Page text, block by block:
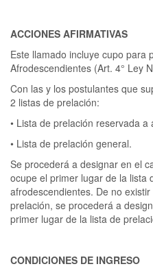
ACCIONES AFIRMATIVAS
Este llamado incluye cupo para
Afrodescendientes (Art. 4° Ley
Con las y los postulantes que
2 listas de prelación:
• Lista de prelación reservada a
• Lista de prelación general.
Se procederá a designar en el
ocupe el primer lugar de la lista
afrodescendientes. De no
prelación, se procederá a
primer lugar de la lista de
CONDICIONES DE INGRESO